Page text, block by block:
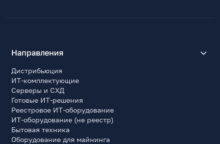
Направления
Дистрибьюция
ИТ-комплектующие
Серверы и СХД
Готовые ИТ-решения
Реестровое ИТ-оборудование
ИТ-оборудование (не реестр)
Бытовая техника
Оборудование для майнинга